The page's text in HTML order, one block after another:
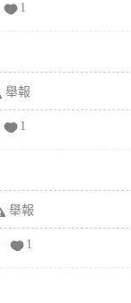
1
舉報
1
舉報
1